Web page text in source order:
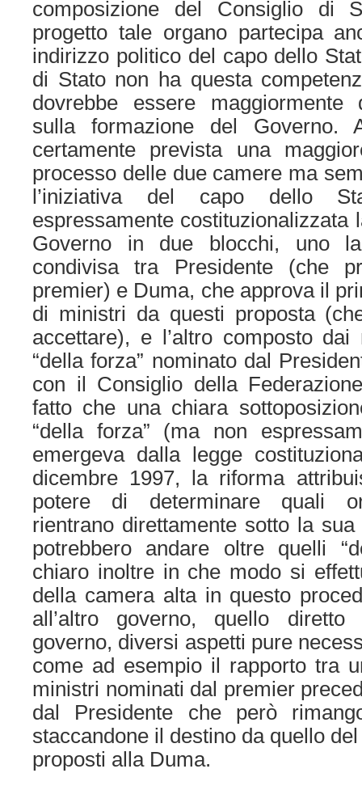
composizione del Consiglio di
progetto tale organo partecipa
indirizzo politico del capo dello
di Stato non ha questa
dovrebbe essere maggiormente
sulla formazione del Governo.
certamente prevista una
processo delle due camere ma
l’iniziativa del capo dello
espressamente costituzionalizzata
Governo in due blocchi, uno
condivisa tra Presidente (che
premier) e Duma, che approva il
di ministri da questi proposta
accettare), e l’altro composto
“della forza” nominato dal
con il Consiglio della
fatto che una chiara
“della forza” (ma non
emergeva dalla legge
dicembre 1997, la riforma
potere di determinare quali
rientrano direttamente sotto la
potrebbero andare oltre quelli
chiaro inoltre in che modo si
della camera alta in questo
all’altro governo, quello
governo, diversi aspetti pure
come ad esempio il rapporto tra
ministri nominati dal premier
dal Presidente che però
staccandone il destino da quello
proposti alla Duma.